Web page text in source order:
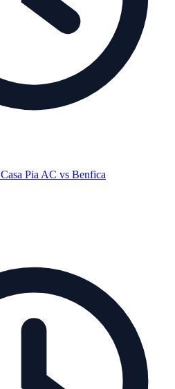
Casa Pia AC vs Benfica